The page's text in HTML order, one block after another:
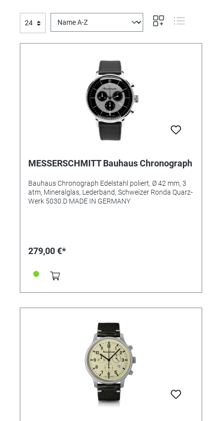
MESSERSCHMITT Bauhaus Chronograph
Bauhaus Chronograph Edelstahl poliert, Ø 42 mm, 3
atm, Mineralglas, Lederband, Schweizer Ronda Quarz-
Werk 5030.D MADE IN GERMANY
279,00 €*